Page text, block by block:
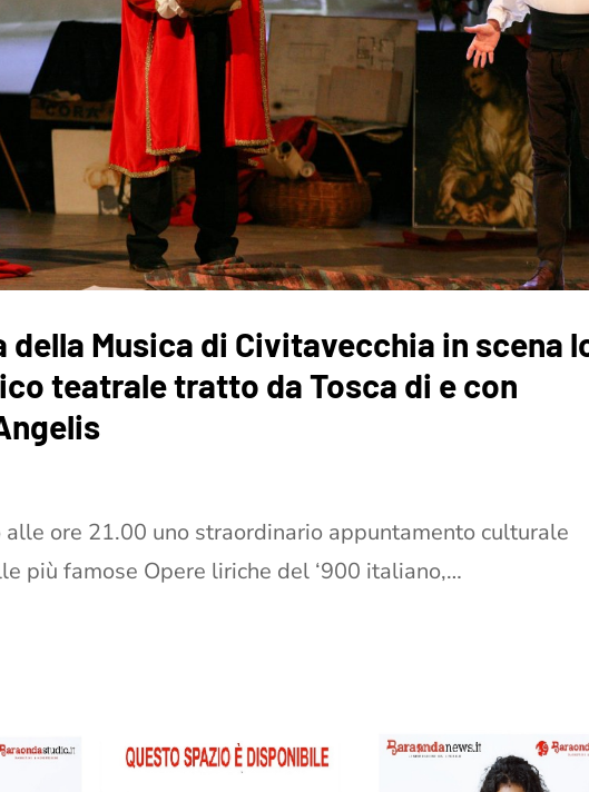
della Musica di Civitavecchia in scena
teatrale tratto da Tosca di e con
ore 21.00 uno straordinario appuntamento culturale
più famose Opere liriche del ‘900 italiano,…